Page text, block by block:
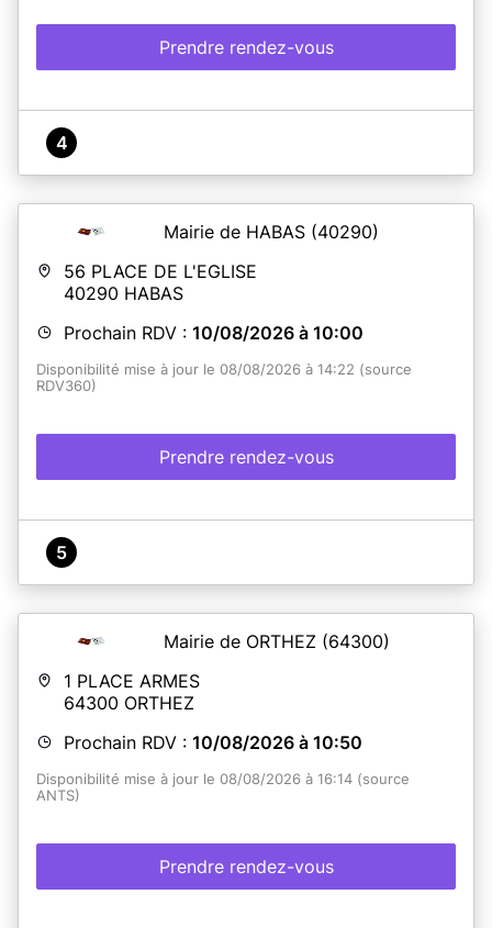
Prendre rendez-vous
4
Mairie de HABAS (40290)
56 PLACE DE L'EGLISE
40290 HABAS
Prochain RDV : 10/08/2026 à 10:00
Disponibilité mise à jour le 08/08/2026 à 14:22 (source
RDV360)
Prendre rendez-vous
5
Mairie de ORTHEZ (64300)
1 PLACE ARMES
64300 ORTHEZ
Prochain RDV : 10/08/2026 à 10:50
Disponibilité mise à jour le 08/08/2026 à 16:14 (source
ANTS)
Prendre rendez-vous